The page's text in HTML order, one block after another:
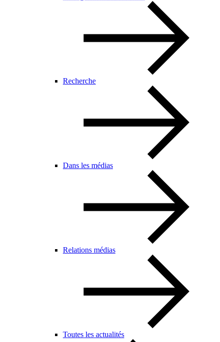
Recherche
Dans les médias
Relations médias
Toutes les actualités